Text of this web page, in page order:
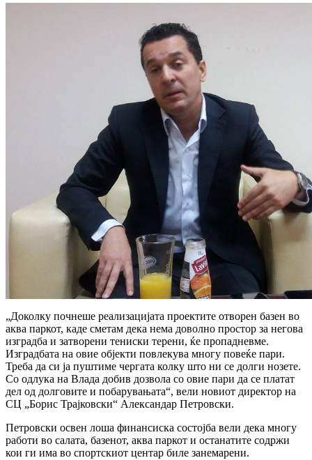
„Доколку почнеше реализацијата проектите отворен базен во
аква паркот, каде сметам дека нема доволно простор за негова
изградба и затворени тениски терени, ќе пропадневме.
Изградбата на овие објекти повлекува многу повеќе пари.
Треба да си ја пуштиме чергата колку што ни се долги нозете.
Со одлука на Влада добив дозвола со овие пари да се платат
дел од долговите и побарувањата“, вели новиот директор на
СЦ „Борис Трајковски“ Александар Петровски.
Петровски освен лоша финансиска состојба вели дека многу
работи во салата, базенот, аква паркот и останатите содржи
кои ги има во спортскиот центар биле занемарени.